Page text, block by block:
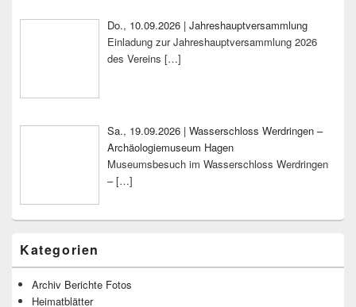
Do., 10.09.2026 | Jahreshauptversammlung
Einladung zur Jahreshauptversammlung 2026
des Vereins […]
Sa., 19.09.2026 | Wasserschloss Werdringen –
Archäologiemuseum Hagen
Museumsbesuch im Wasserschloss Werdringen
–[…]
Kategorien
Archiv Berichte Fotos
Heimatblätter